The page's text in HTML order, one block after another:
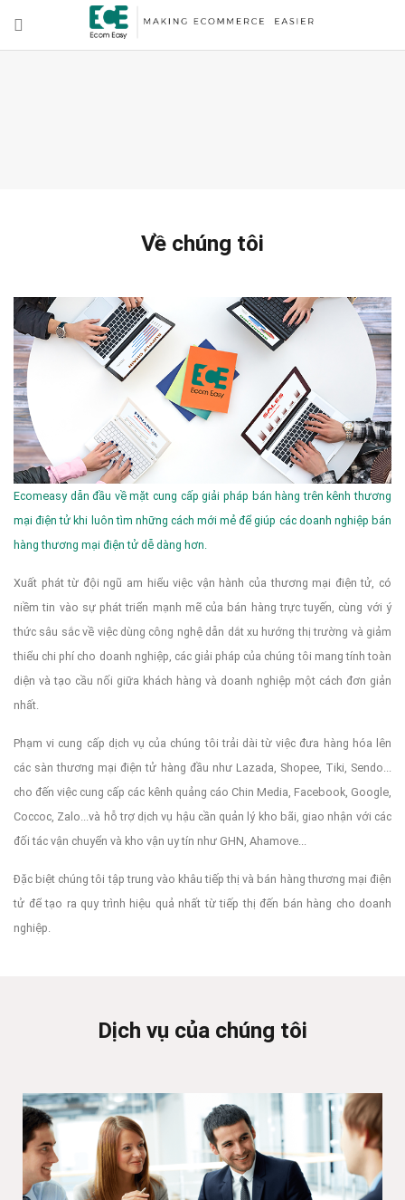
Về chúng tôi
Ecomeasy dẫn đầu về mặt cung cấp giải pháp bán hàng trên kênh thương
mại điện tử khi luôn tìm những cách mới mẻ để giúp các doanh nghiệp bán
hàng thương mại điện tử dễ dàng hơn.
Xuất phát từ đội ngũ am hiểu việc vận hành của thương mại điện tử, có
niềm tin vào sự phát triển mạnh mẽ của bán hàng trực tuyến, cùng với ý
thức sâu sắc về việc dùng công nghệ dẫn dắt xu hướng thị trường và giảm
thiểu chi phí cho doanh nghiệp, các giải pháp của chúng tôi mang tính toàn
diện và tạo cầu nối giữa khách hàng và doanh nghiệp một cách đơn giản
nhất.
Phạm vi cung cấp dịch vụ của chúng tôi trải dài từ việc đưa hàng hóa lên
các sàn thương mại điện tử hàng đầu như Lazada, Shopee, Tiki, Sendo...
cho đến việc cung cấp các kênh quảng cáo Chin Media, Facebook, Google,
Coccoc, Zalo...và hỗ trợ dịch vụ hậu cần quản lý kho bãi, giao nhận với các
đối tác vận chuyển và kho vận uy tín như GHN, Ahamove...
Đặc biệt chúng tôi tập trung vào khâu tiếp thị và bán hàng thương mại điện
tử để tạo ra quy trình hiệu quả nhất từ tiếp thị đến bán hàng cho doanh
nghiệp.
Dịch vụ của chúng tôi